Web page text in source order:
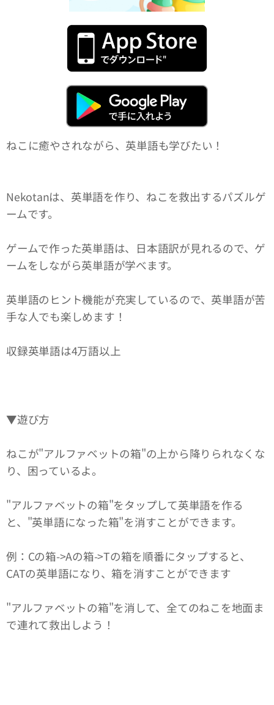
ねこに癒やされながら、英単語も学びたい！
Nekotanは、英単語を作り、ねこを救出するパズルゲ
ームです。
ゲームで作った英単語は、日本語訳が見れるので、ゲ
ームをしながら英単語が学べます。
英単語のヒント機能が充実しているので、英単語が苦
手な人でも楽しめます！
収録英単語は4万語以上
▼遊び方
ねこが"アルファベットの箱"の上から降りられなくな
り、困っているよ。
"アルファベットの箱"をタップして英単語を作る
と、"英単語になった箱"を消すことができます。
例：Cの箱->Aの箱->Tの箱を順番にタップすると、
CATの英単語になり、箱を消すことができます
"アルファベットの箱"を消して、全てのねこを地面ま
で連れて救出しよう！